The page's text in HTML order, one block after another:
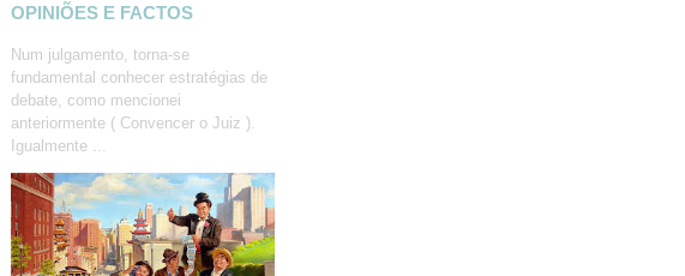
OPINIÕES E FACTOS
Num julgamento, torna-se
fundamental conhecer estratégias de
debate, como mencionei
anteriormente ( Convencer o Juiz ).
Igualmente ...